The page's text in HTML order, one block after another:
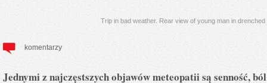
Trip in bad weather. Rear view of young man in
komentarzy
Jednymi z najczęstszych objawów meteopatii są senność,